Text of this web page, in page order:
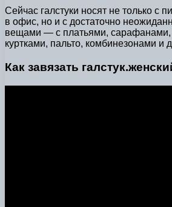
Сейчас галстуки носят не только с
в офис, но и с достаточно
вещами — с платьями, сарафанами,
куртками, пальто, комбинезонами и
Как завязать